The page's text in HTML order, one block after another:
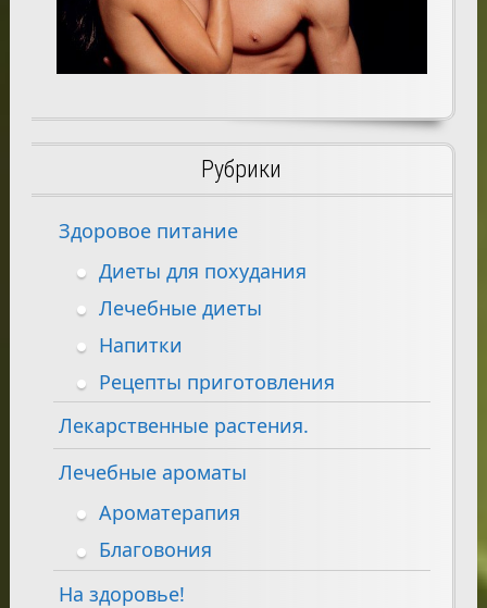
Рубрики
Здоровое питание
Диеты для похудания
Лечебные диеты
Напитки
Рецепты приготовления
Лекарственные растения.
Лечебные ароматы
Ароматерапия
Благовония
На здоровье!